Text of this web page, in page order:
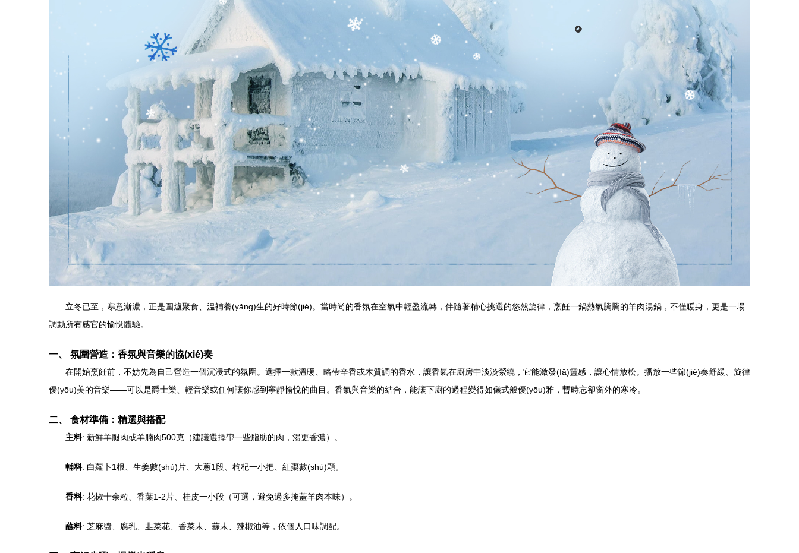
立冬已至，寒意漸濃，正是圍爐聚食、溫補養(yǎng)生的好時節(jié)。當時尚的香氛在空氣中輕盈流轉，伴隨著精心挑選的悠然旋律，烹飪一鍋熱氣騰騰的羊肉湯鍋，不僅暖身，更是一場
調動所有感官的愉悅體驗。
一、 氛圍營造：香氛與音樂的協(xié)奏
在開始烹飪前，不妨先為自己營造一個沉浸式的氛圍。選擇一款溫暖、略帶辛香或木質調的香水，讓香氣在廚房中淡淡縈繞，它能激發(fā)靈感，讓心情放松。播放一些節(jié)奏舒緩、旋律
優(yōu)美的音樂——可以是爵士樂、輕音樂或任何讓你感到寧靜愉悅的曲目。香氣與音樂的結合，能讓下廚的過程變得如儀式般優(yōu)雅，暫時忘卻窗外的寒冷。
二、 食材準備：精選與搭配
主料: 新鮮羊腿肉或羊腩肉500克（建議選擇帶一些脂肪的肉，湯更香濃）。
輔料: 白蘿卜1根、生姜數(shù)片、大蔥1段、枸杞一小把、紅棗數(shù)顆。
香料: 花椒十余粒、香葉1-2片、桂皮一小段（可選，避免過多掩蓋羊肉本味）。
蘸料: 芝麻醬、腐乳、韭菜花、香菜末、蒜末、辣椒油等，依個人口味調配。